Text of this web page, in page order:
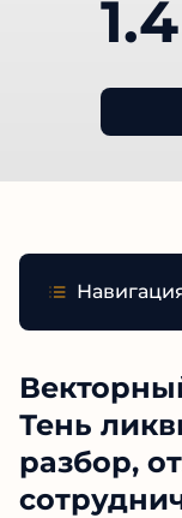
1.4
Тень
разбор,